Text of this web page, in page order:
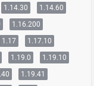
1.14.30
1.14.60
1.16.200
1.17
1.17.10
1.19.0
1.19.10
1.19.41